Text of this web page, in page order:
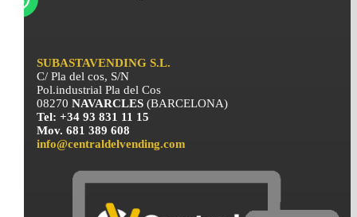
SUBASTAVENDING S.L.
C/ Pla del cos, S/N
Pol.industrial Pla del Cos
08270NAVARCLES(BARCELONA)
Tel: +34 93 831 11 15
Mov. 681 389 608
info@centraldelvending.com